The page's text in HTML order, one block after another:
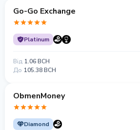
Go-Go Exchange
Platinum
Від 1.06 BCH
До 105.38 BCH
ObmenMoney
Diamond